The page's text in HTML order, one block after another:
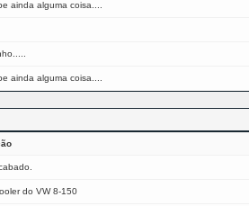
ainda alguma coisa....
ainda alguma coisa....
do VW 8-150